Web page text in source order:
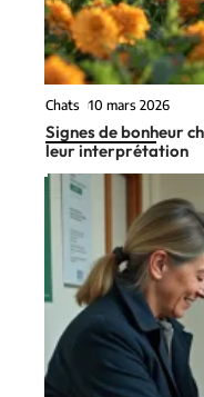
Chats 10 mars 2026
Signes de bonheur
leur interprétation